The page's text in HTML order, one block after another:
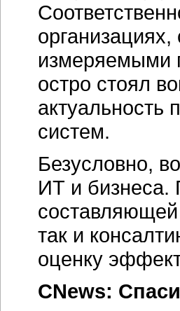
измеряемыми
остро стоял
актуальность
систем.
Безусловно,
ИТ и бизнеса.
так и
оценку
CNews: